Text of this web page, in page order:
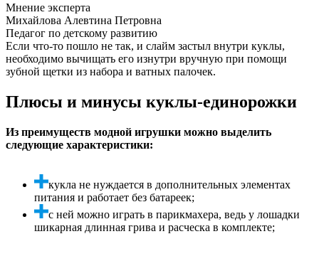
Мнение эксперта
Михайлова Алевтина Петровна
Педагог по детскому развитию
Если что-то пошло не так, и слайм застыл внутри куклы,
необходимо вычищать его изнутри вручную при помощи
зубной щетки из набора и ватных палочек.
Плюсы и минусы куклы-единорожки
Из преимуществ модной игрушки можно выделить
следующие характеристики:
кукла не нуждается в дополнительных элементах
питания и работает без батареек;
с ней можно играть в парикмахера, ведь у лошадки
шикарная длинная грива и расческа в комплекте;